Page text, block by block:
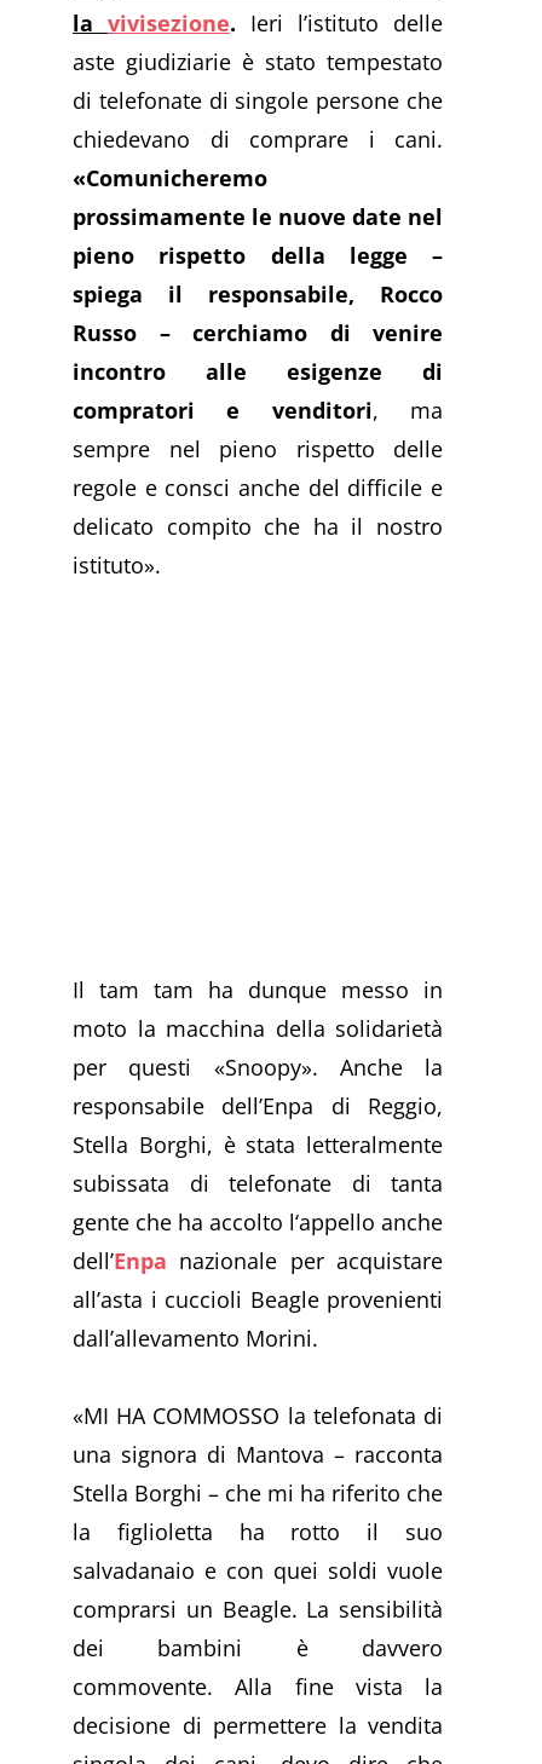
la vivisezione. Ieri l’istituto delle
aste giudiziarie è stato tempestato
di telefonate di singole persone che
chiedevano di comprare i cani.
«Comunicheremo
prossimamente le nuove date nel
pieno rispetto della legge –
spiega il responsabile, Rocco
Russo – cerchiamo di venire
incontro alle esigenze di
compratori e venditori, ma
sempre nel pieno rispetto delle
regole e consci anche del difficile e
delicato compito che ha il nostro
istituto».
Il tam tam ha dunque messo in
moto la macchina della solidarietà
per questi «Snoopy». Anche la
responsabile dell’Enpa di Reggio,
Stella Borghi, è stata letteralmente
subissata di telefonate di tanta
gente che ha accolto l‘appello anche
dell’Enpa nazionale per acquistare
all’asta i cuccioli Beagle provenienti
dall’allevamento Morini.
«MI HA COMMOSSO la telefonata di
una signora di Mantova – racconta
Stella Borghi – che mi ha riferito che
la figlioletta ha rotto il suo
salvadanaio e con quei soldi vuole
comprarsi un Beagle. La sensibilità
dei bambini è davvero
commovente. Alla fine vista la
decisione di permettere la vendita